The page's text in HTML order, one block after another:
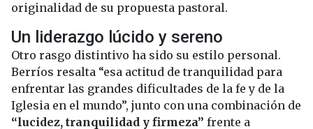
originalidad de su propuesta pastoral.
Un liderazgo lúcido y sereno
Otro rasgo distintivo ha sido su estilo personal.
Berríos resalta “esa actitud de tranquilidad para
enfrentar las grandes dificultades de la fe y de la
Iglesia en el mundo”, junto con una combinación de
“lucidez, tranquilidad y firmeza” frente a